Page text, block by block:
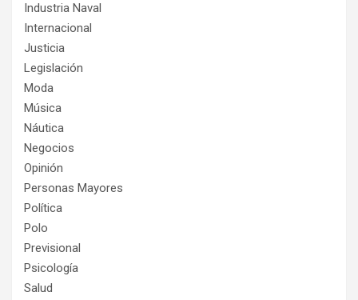
Industria Naval
Internacional
Justicia
Legislación
Moda
Música
Náutica
Negocios
Opinión
Personas Mayores
Política
Polo
Previsional
Psicología
Salud